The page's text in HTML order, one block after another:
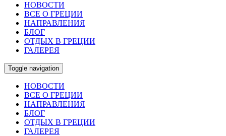
НОВОСТИ
ВСЕ О ГРЕЦИИ
НАПРАВЛЕНИЯ
БЛОГ
ОТДЫХ В ГРЕЦИИ
ГАЛЕРЕЯ
Toggle navigation
НОВОСТИ
ВСЕ О ГРЕЦИИ
НАПРАВЛЕНИЯ
БЛОГ
ОТДЫХ В ГРЕЦИИ
ГАЛЕРЕЯ